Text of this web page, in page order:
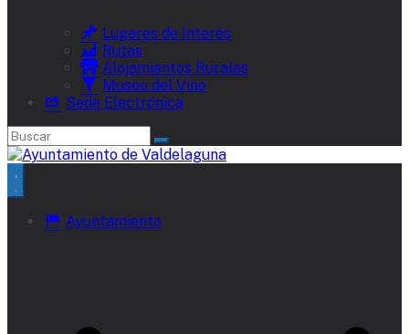
Lugares de Interés
Rutas
Alojamientos Rurales
Museo del Vino
Sede Electrónica
Ayuntamiento